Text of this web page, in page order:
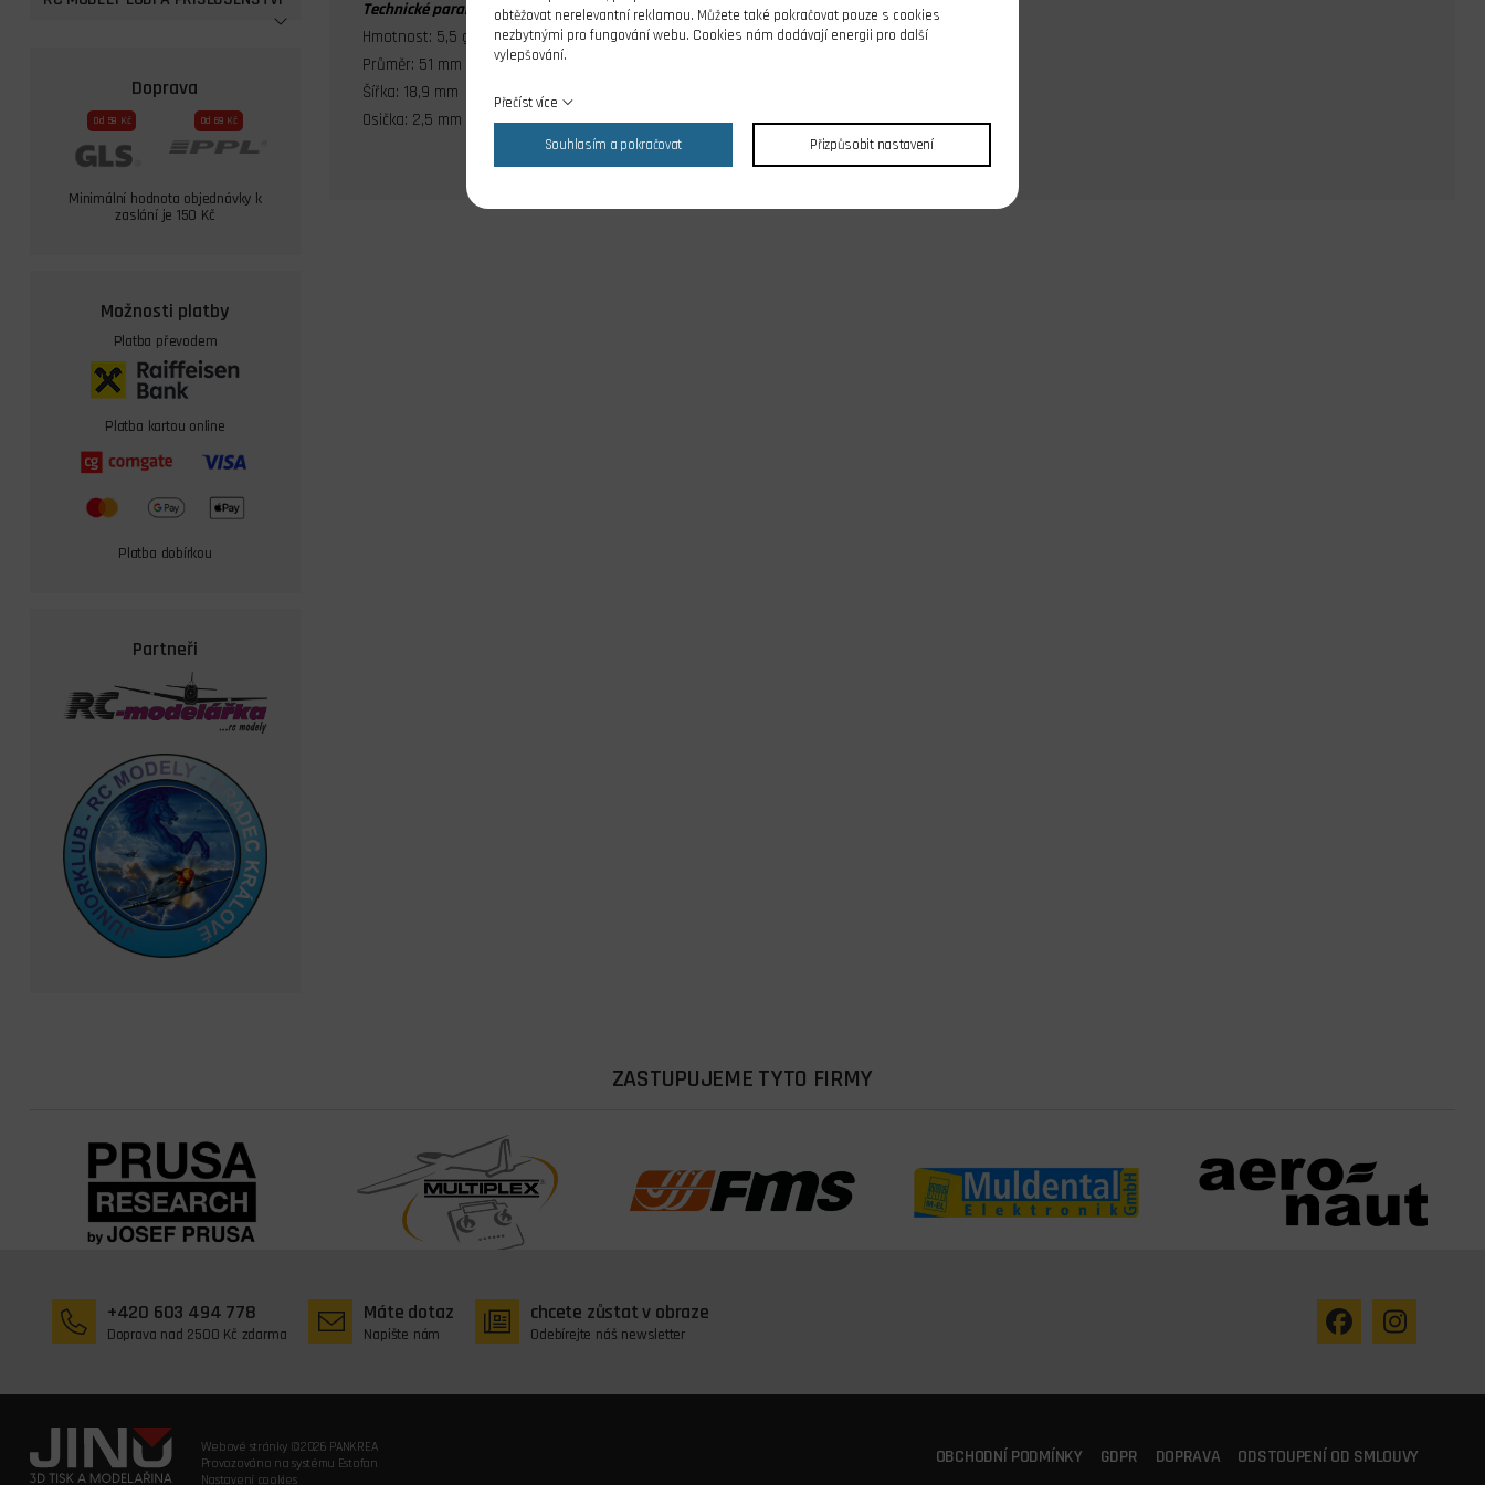
Doprava
Od 59 Kč Od 69 Kč
Minimální hodnota objednávky k
zaslání je 150 Kč
Možnosti platby
Platba převodem
Platba kartou online
Platba dobírkou
Partneři
Technické parametry:
Hmotnost: 5,5 g
Průměr: 51 mm
Šířka: 18,9 mm
Osička: 2,5 mm
ZASTUPUJEME TYTO FIRMY
+420 603 494 778
Doprava nad 2500 Kč zdarma
Máte dotaz
Napište nám
chcete zůstat v obraze
Odebírejte náš newsletter
OBCHODNÍ PODMÍNKY GDPR DOPRAVA ODSTOUPENÍ OD SMLOUVY
Webové stránky ©2026 PANKREA
Provozováno na systému Estofan
Nastavení cookies
obtěžovat nerelevantní reklamou. Můžete také pokračovat pouze s cookies
nezbytnými pro fungování webu. Cookies nám dodávají energii pro další
vylepšování.
Přečíst více
Souhlasím a pokračovat Přizpůsobit nastavení